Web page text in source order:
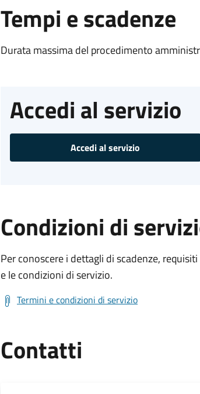
Tempi e scadenze
Durata massima del procedimento
Accedi al servizio
Accedi al servizio
Condizioni di
Per conoscere i dettagli di scadenze,
e le condizioni di servizio.
Termini e condizioni di servizio
Contatti